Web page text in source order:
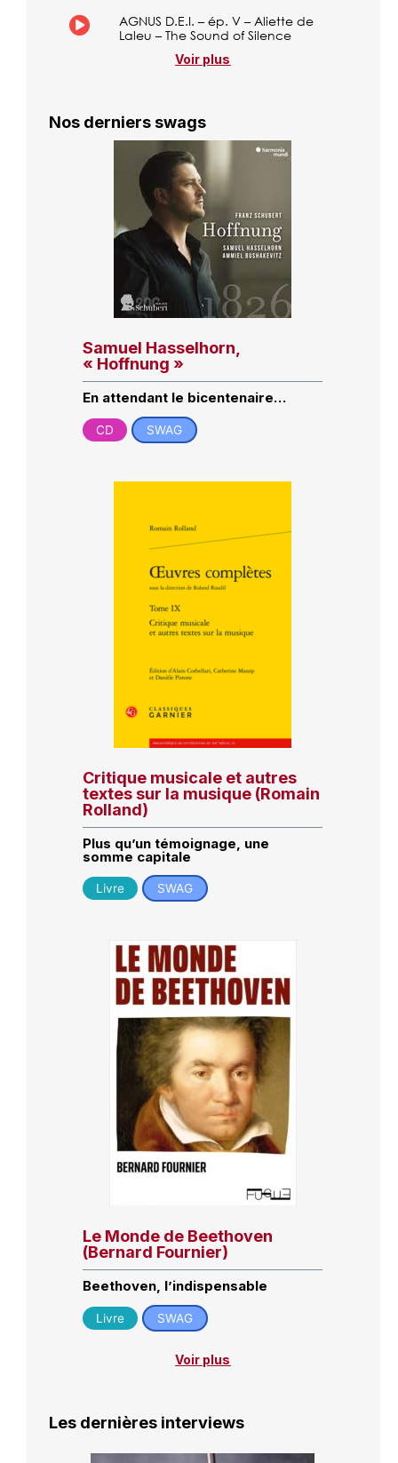
AGNUS D.E.I. – ép. V – Aliette de
Laleu – The Sound of Silence
Voir plus
Nos derniers swags
Samuel Hasselhorn,
« Hoffnung »
En attendant le bicentenaire…
CD SWAG
Critique musicale et autres
textes sur la musique (Romain
Rolland)
Plus qu’un témoignage, une
somme capitale
Livre SWAG
Le Monde de Beethoven
(Bernard Fournier)
Beethoven, l’indispensable
Livre SWAG
Voir plus
Les dernières interviews